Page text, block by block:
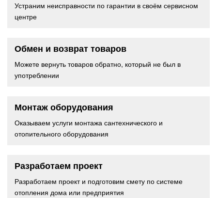
Устраним неисправности по гарантии в своём сервисном
центре
Обмен и возврат товаров
Можете вернуть товаров обратно, который не был в
употреблении
Монтаж оборудования
Оказываем услуги монтажа сантехнического и
отопительного оборудования
Разработаем проект
Разработаем проект и подготовим смету по системе
отопления дома или предприятия